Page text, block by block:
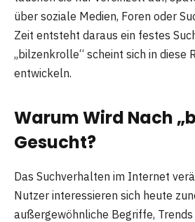
über soziale Medien, Foren oder
Zeit entsteht daraus ein festes
„bilzenkrolle“ scheint sich in diese
entwickeln.
Warum Wird Nach
Gesucht?
Das Suchverhalten im Internet
Nutzer interessieren sich heute
außergewöhnliche Begriffe,